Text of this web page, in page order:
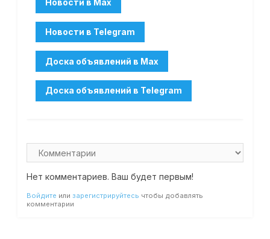
Нет комментариев. Ваш будет первым!
Войдите или зарегистрируйтесь чтобы добавлять
комментарии